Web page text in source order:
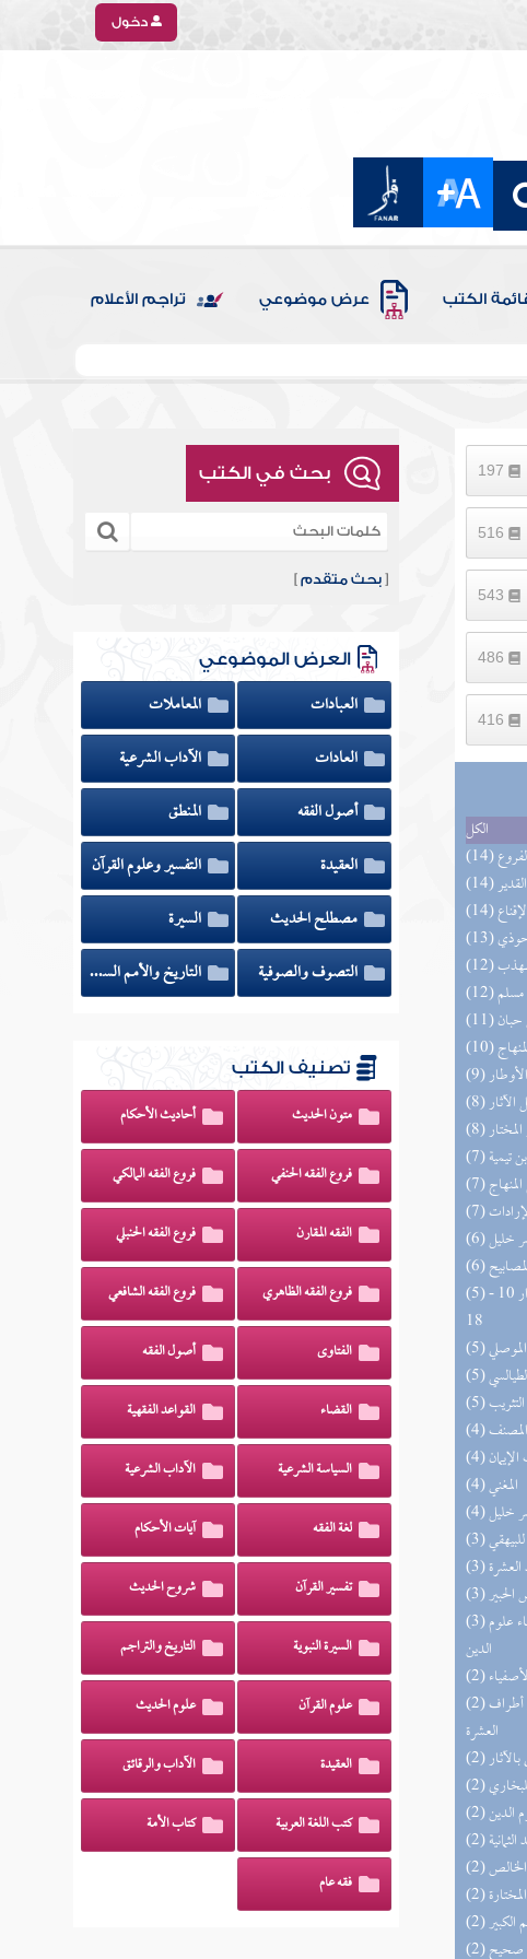
دخول
الكتب عرض موضوعي تراجم الأعلام
الكل
الفروع
مسلم
حبان
الأوطار
الآثار
تيمية
خليل
(5) البحر الزخار المعروف بمسند البزار 10 -
18
(4) المصنف
(4) المغني
خليل
للبيهقي
العشرة
الحبير
(3) إتحاف السادة المتقين بشرح إحياء علوم
الدين
(2) إتحاف المهرة بالفوائد المبتكرة من أطراف
العشرة
بالآثار
الدين
الخالص
الكبير
(2) السراج الوهاج من كشف مطالب صحيح
بحث في الكتب
[بحث متقدم ]
العرض الموضوعي
العبادات
المعاملات
العادات
الآداب الشرعية
أصول الفقه
المنطق
العقيدة
التفسير وعلوم القرآن
مصطلح الحديث
السيرة
التصوف والصوفية
التاريخ والأمم السابقة
تصنيف الكتب
متون الحديث أحاديث الأحكام
فروع الفقه الحنفي فروع الفقه المالكي
الفقه المقارن فروع الفقه الحنبلي
فروع الفقه الظاهري فروع الفقه الشافعي
الفتاوى أصول الفقه
القضاء القواعد الفقهية
السياسة الشرعية الآداب الشرعية
لغة الفقه آيات الأحكام
تفسير القرآن شروح الحديث
السيرة النبوية التاريخ والتراجم
علوم القرآن علوم الحديث
العقيدة الآداب والرقائق
كتب اللغة العربية كتاب الأمة
فقه عام